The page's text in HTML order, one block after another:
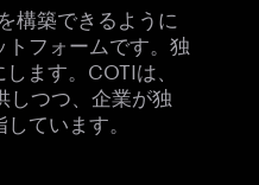
構築できるように
フォームです。独
ます。COTIは、
つつ、企業が独
ています。